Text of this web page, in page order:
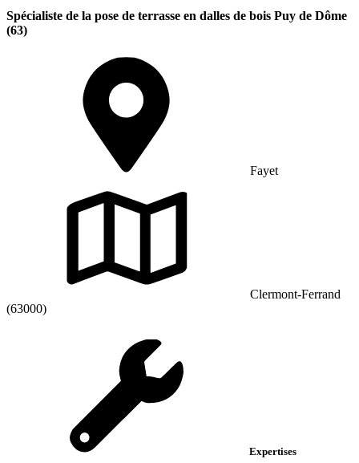
Spécialiste de la pose de terrasse en dalles de bois Puy de Dôme
(63)
Fayet
Clermont-Ferrand
(63000)
Expertises